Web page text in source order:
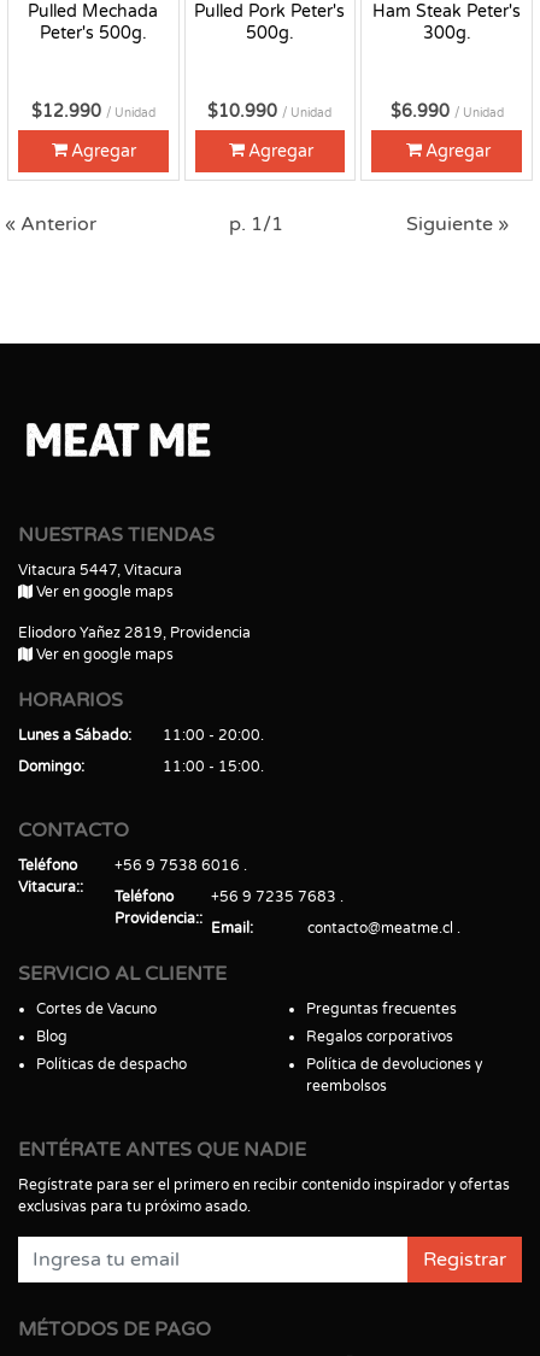
Pulled Mechada
Peter's 500g.
$12.990 / Unidad
Agregar
Pulled Pork Peter's
500g.
$10.990 / Unidad
Agregar
Ham Steak Peter's
300g.
$6.990 / Unidad
Agregar
« Anterior p. 1/1 Siguiente »
NUESTRAS TIENDAS
Vitacura 5447, Vitacura
Ver en google maps
Eliodoro Yañez 2819, Providencia
Ver en google maps
HORARIOS
Lunes a Sábado
11:00 - 20:00
Domingo
11:00 - 15:00
CONTACTO
Teléfono
Vitacura:
+56 9 7538 6016
Teléfono
Providencia:
+56 9 7235 7683
Email
contacto@meatme.cl
SERVICIO AL CLIENTE
Cortes de Vacuno
Blog
Políticas de despacho
Preguntas frecuentes
Regalos corporativos
Política de devoluciones y
reembolsos
ENTÉRATE ANTES QUE NADIE
Regístrate para ser el primero en recibir contenido inspirador y ofertas
exclusivas para tu próximo asado.
Registrar
MÉTODOS DE PAGO